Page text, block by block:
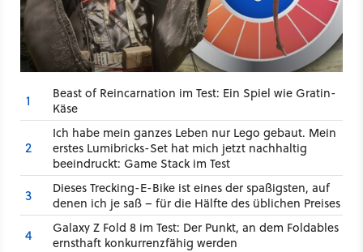
1
Beast of Reincarnation im Test: Ein Spiel wie Gratin-
Käse
2
Ich habe mein ganzes Leben nur Lego gebaut. Mein
erstes Lumibricks-Set hat mich jetzt nachhaltig
beeindruckt: Game Stack im Test
3
Dieses Trecking-E-Bike ist eines der spaßigsten, auf
denen ich je saß – für die Hälfte des üblichen Preises
4
Galaxy Z Fold 8 im Test: Der Punkt, an dem Foldables
ernsthaft konkurrenzfähig werden